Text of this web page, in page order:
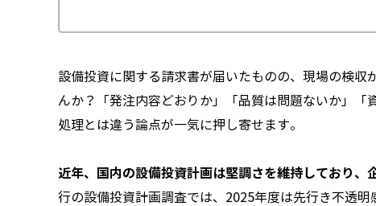
設備投資に関する請求書が届いたものの、現場の検
んか？「発注内容どおりか」「品質は問題ないか」
処理とは違う論点が一気に押し寄せます。
近年、国内の設備投資計画は堅調さを維持しており、
行の設備投資計画調査では、2025年度は先行き不透